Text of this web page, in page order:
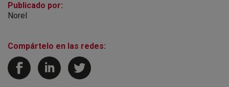
Publicado por:
Norel
Compártelo en las redes: